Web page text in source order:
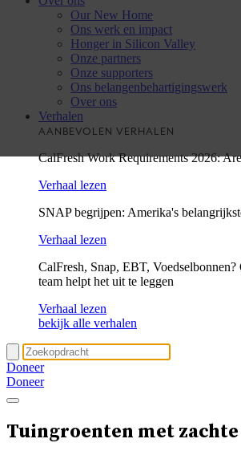
Our New Home
Ons werk en impact
Honger in Silicon Valley
Onze partners
Onze supporters
Ons belangenbehartigingswerk
Over ons
Verhalen
AANBEVOLEN VERHALEN
CalFresh Work Requirements 2026:
Verhaal lezen
SNAP begrijpen: Amerika's
Verhaal lezen
CalFresh, Snap, EBT,
team helpt het uit te leggen
Verhaal lezen
bekijk alle verhalen
Doneer
Doneer
Tuingroenten met